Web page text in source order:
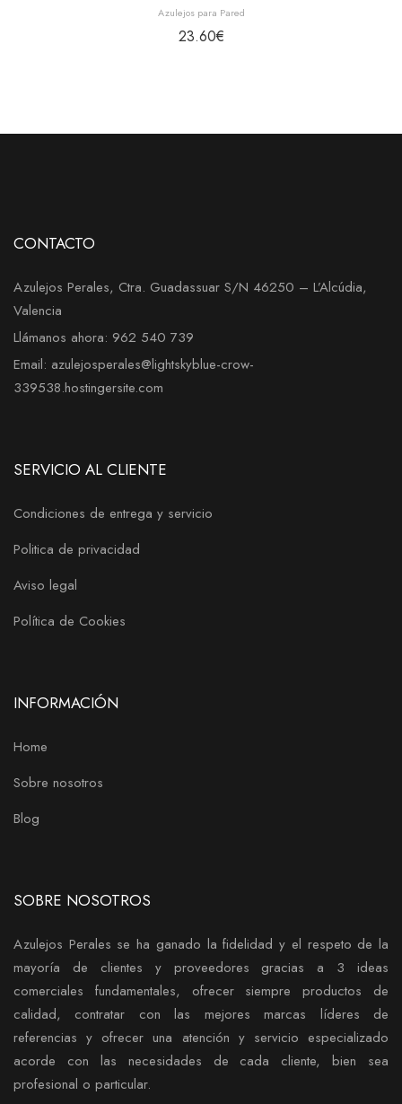
Azulejos para Pared
23.60€
CONTACTO
Azulejos Perales, Ctra. Guadassuar S/N 46250 – L’Alcúdia,
Valencia
Llámanos ahora: 962 540 739
Email: azulejosperales@lightskyblue-crow-
339538.hostingersite.com
SERVICIO AL CLIENTE
Condiciones de entrega y servicio
Politica de privacidad
Aviso legal
Política de Cookies
INFORMACIÓN
Home
Sobre nosotros
Blog
SOBRE NOSOTROS
Azulejos Perales se ha ganado la fidelidad y el respeto de la
mayoría de clientes y proveedores gracias a 3 ideas
comerciales fundamentales, ofrecer siempre productos de
calidad, contratar con las mejores marcas líderes de
referencias y ofrecer una atención y servicio especializado
acorde con las necesidades de cada cliente, bien sea
profesional o particular.